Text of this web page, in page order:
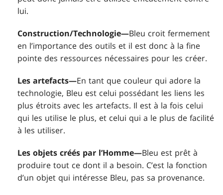
lui.
Construction/Technologie—Bleu croit fermement
en l’importance des outils et il est donc à la fine
pointe des ressources nécessaires pour les créer.
Les artefacts—En tant que couleur qui adore la
technologie, Bleu est celui possédant les liens les
plus étroits avec les artefacts. Il est à la fois celui
qui les utilise le plus, et celui qui a le plus de facilité
à les utiliser.
Les objets créés par l’Homme—Bleu est prêt à
produire tout ce dont il a besoin. C’est la fonction
d’un objet qui intéresse Bleu, pas sa provenance.